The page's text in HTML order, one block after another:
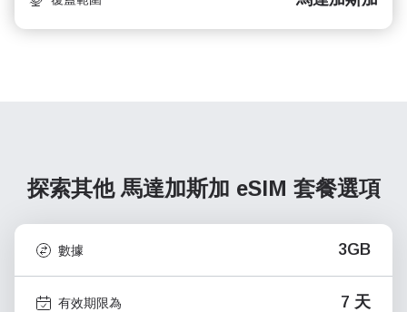
探索其他 馬達加斯加 eSIM 套餐選項
數據 3GB
有效期限為 7 天